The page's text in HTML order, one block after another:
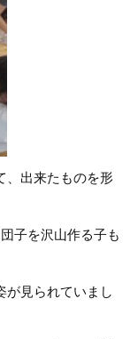
、出来たものを形
子を沢山作る子も
が見られていまし